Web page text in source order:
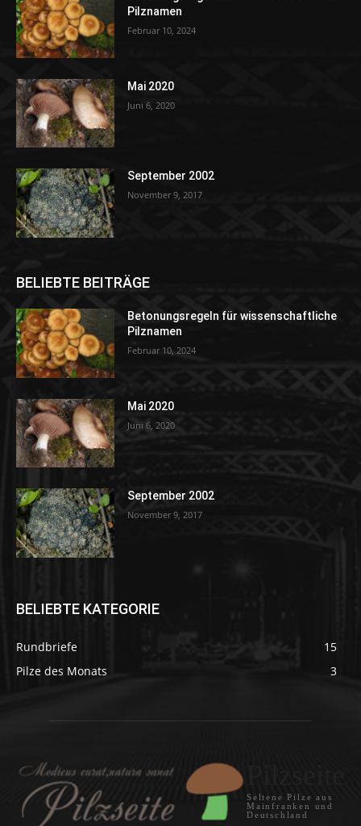
Pilznamen
Februar 10, 2024
Mai 2020
Juni 6, 2020
September 2002
November 9, 2017
BELIEBTE BEITRÄGE
Betonungsregeln für wissenschaftliche
Pilznamen
Februar 10, 2024
Mai 2020
Juni 6, 2020
September 2002
November 9, 2017
BELIEBTE KATEGORIE
Rundbriefe
15
Pilze des Monats
3
Seltene Pilze aus
Mainfranken und
Deutschland